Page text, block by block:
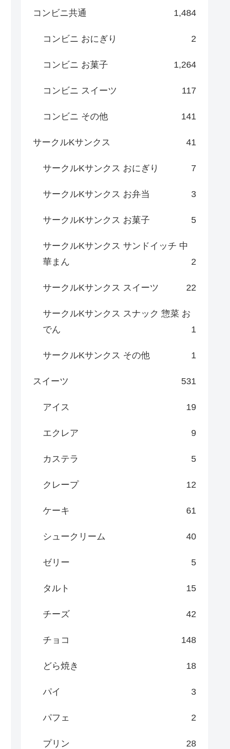
コンビニ共通 1,484
コンビニ おにぎり 2
コンビニ お菓子 1,264
コンビニ スイーツ 117
コンビニ その他 141
サークルKサンクス 41
サークルKサンクス おにぎり 7
サークルKサンクス お弁当 3
サークルKサンクス お菓子 5
サークルKサンクス サンドイッチ 中
華まん
2
サークルKサンクス スイーツ 22
サークルKサンクス スナック 惣菜 お
でん
1
サークルKサンクス その他 1
スイーツ 531
アイス 19
エクレア 9
カステラ 5
クレープ 12
ケーキ 61
シュークリーム 40
ゼリー 5
タルト 15
チーズ 42
チョコ 148
どら焼き 18
パイ 3
パフェ 2
プリン 28